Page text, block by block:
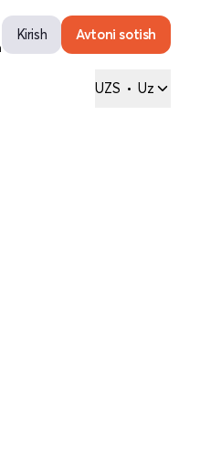
Kirish Avtoni sotish
UZS • Uz